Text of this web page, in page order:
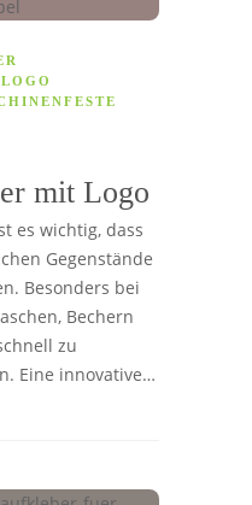
LOGO
mit Logo
es wichtig, dass
Gegenstände
Besonders bei
Bechern
zu
Eine innovative…